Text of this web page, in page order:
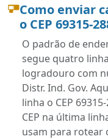
Como enviar
o CEP 69315-
O padrão de
segue quatro
logradouro com
Distr. Ind. Gov.
linha o CEP
CEP na última
usam para rotear